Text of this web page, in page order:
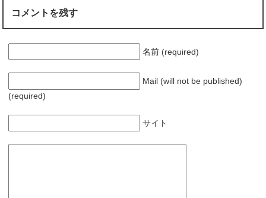
コメントを残す
名前 (required)
Mail (will not be published)
(required)
サイト